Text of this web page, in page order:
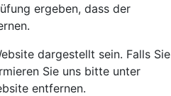
ergeben, dass der
dargestellt sein. Falls Sie
Sie uns bitte unter
entfernen.